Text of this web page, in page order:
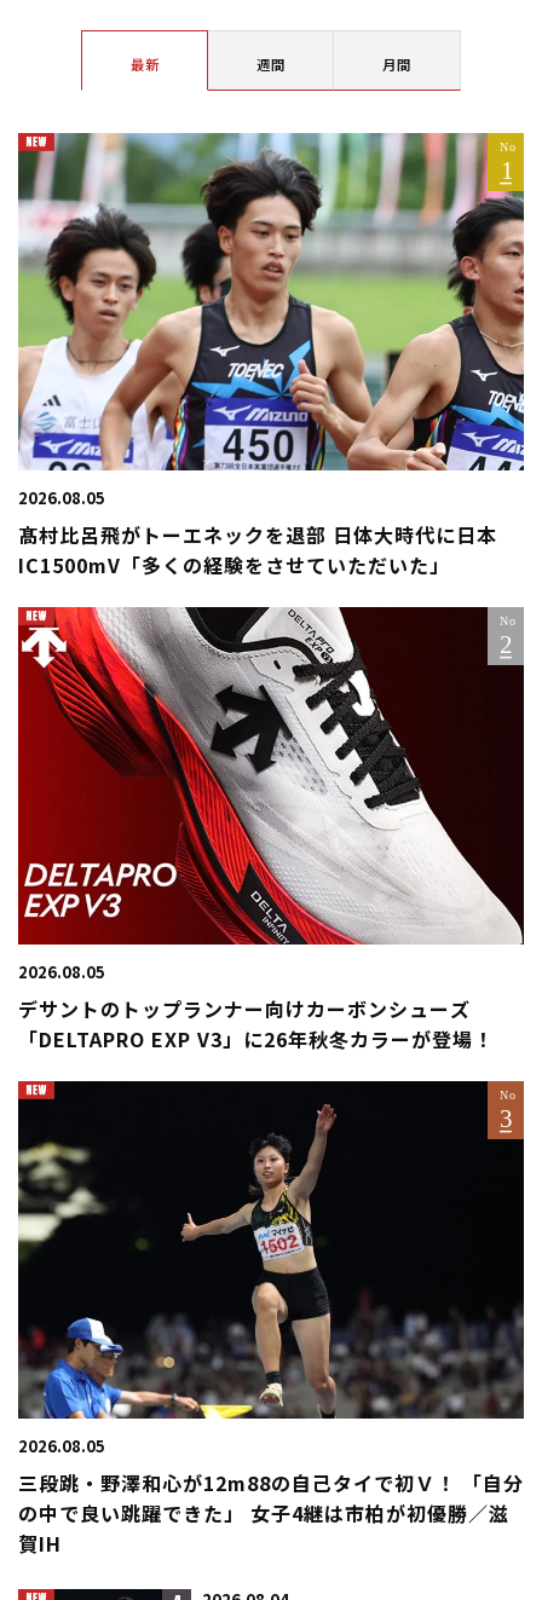
最新 週間 月間
2026.08.05
髙村比呂飛がトーエネックを退部 日体大時代に日本
IC1500mV「多くの経験をさせていただいた」
2026.08.05
デサントのトップランナー向けカーボンシューズ
「DELTAPRO EXP V3」に26年秋冬カラーが登場！
2026.08.05
三段跳・野澤和心が12m88の自己タイで初Ｖ！ 「自分
の中で良い跳躍できた」 女子4継は市柏が初優勝／滋
賀IH